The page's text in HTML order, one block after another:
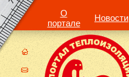
О
портале
Новости